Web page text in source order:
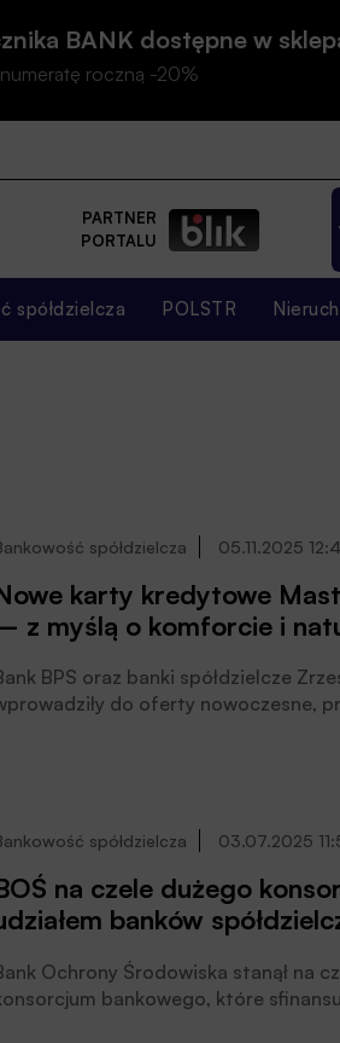
BANK dostępne w
roczną -20%
PARTNER
PORTALU
spółdzielcza POLSTR
spółdzielcza 05.11.2025
karty kredytowe
z myślą o komforcie i
Banku BPS
BPS oraz banki spółdzielcze
do oferty nowoczesne,
czytamy w informacji
spółdzielcza 03.07.2025
na czele dużego
banków
Ochrony Środowiska stanął na
bankowego, które